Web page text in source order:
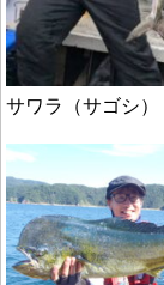
サワラ（サゴシ）